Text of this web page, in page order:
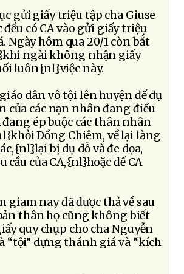
gửi giấy triệu tập cha Giuse
có CA vào gửi giấy triệu
hôm qua 20/1 còn bắt
ngài không nhận giấy
luôn{nl}việc này.
dân vô tội lên huyện để dụ
của các nạn nhân đang điều
ép buộc các thân nhân
Ðồng Chiêm, về lại làng
bị dụ dỗ và đe dọa,
của CA,{nl}hoặc để CA
nay đã được thả về sau
thân họ cũng không biết
quy chụp cho cha Nguyễn
“tội” dựng thánh giá và “kích